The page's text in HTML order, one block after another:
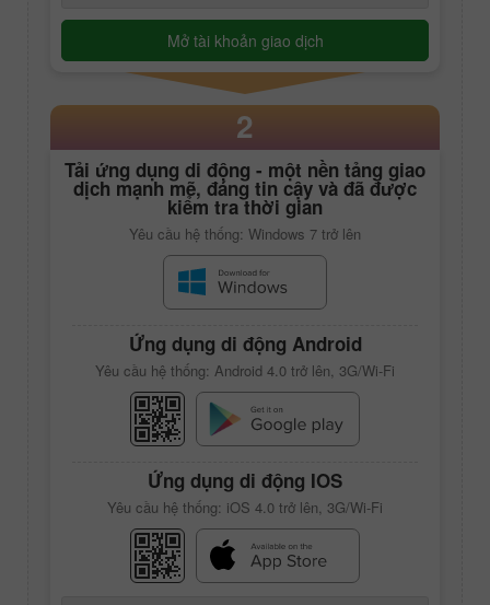
Mở tài khoản giao dịch
2
Tải ứng dụng di động - một nền tảng giao
dịch mạnh mẽ, đáng tin cậy và đã được
kiểm tra thời gian
Yêu cầu hệ thống: Windows 7 trở lên
Ứng dụng di động Android
Yêu cầu hệ thống: Android 4.0 trở lên, 3G/Wi-Fi
Ứng dụng di động IOS
Yêu cầu hệ thống: iOS 4.0 trở lên, 3G/Wi-Fi